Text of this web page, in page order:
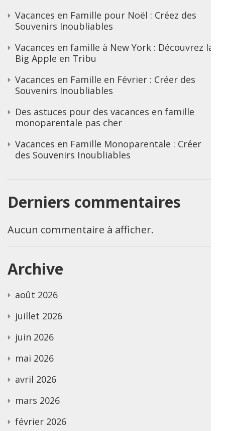
Vacances en Famille pour Noël : Créez des
Souvenirs Inoubliables
Vacances en famille à New York : Découvrez la
Big Apple en Tribu
Vacances en Famille en Février : Créer des
Souvenirs Inoubliables
Des astuces pour des vacances en famille
monoparentale pas cher
Vacances en Famille Monoparentale : Créer
des Souvenirs Inoubliables
Derniers commentaires
Aucun commentaire à afficher.
Archive
août 2026
juillet 2026
juin 2026
mai 2026
avril 2026
mars 2026
février 2026